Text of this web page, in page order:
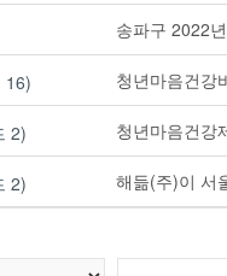
송파구 2022
청년마음건강
청년마음건강
해듦(주)이 서